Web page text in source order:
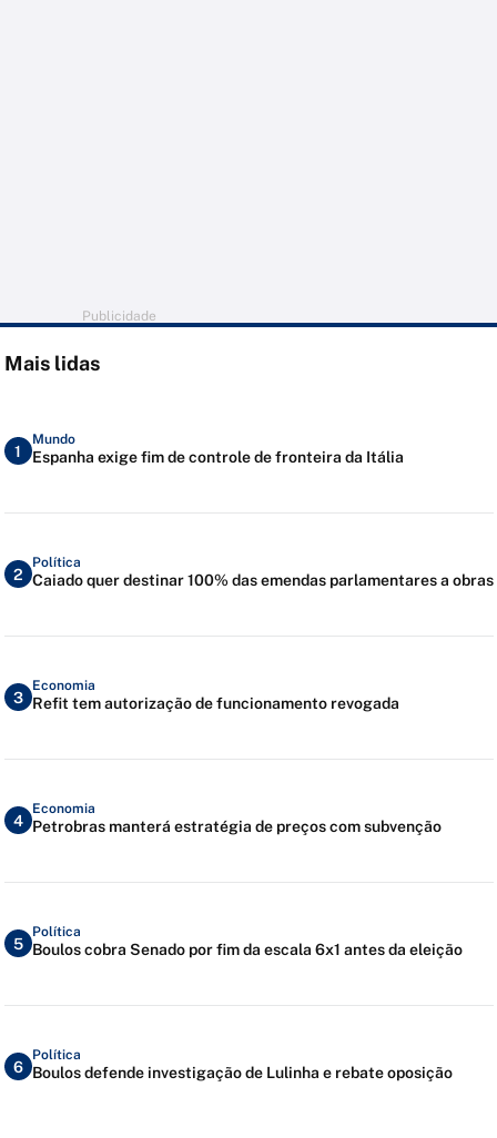
Publicidade
Mais lidas
1
Mundo
Espanha exige fim de controle de fronteira da Itália
2
Política
Caiado quer destinar 100% das emendas parlamentares a obras
3
Economia
Refit tem autorização de funcionamento revogada
4
Economia
Petrobras manterá estratégia de preços com subvenção
5
Política
Boulos cobra Senado por fim da escala 6x1 antes da eleição
6
Política
Boulos defende investigação de Lulinha e rebate oposição